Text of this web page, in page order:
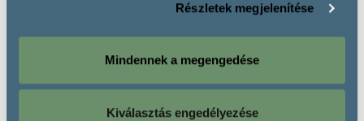
Részletek megjelenítése
Mindennek a megengedése
Kiválasztás engedélyezése